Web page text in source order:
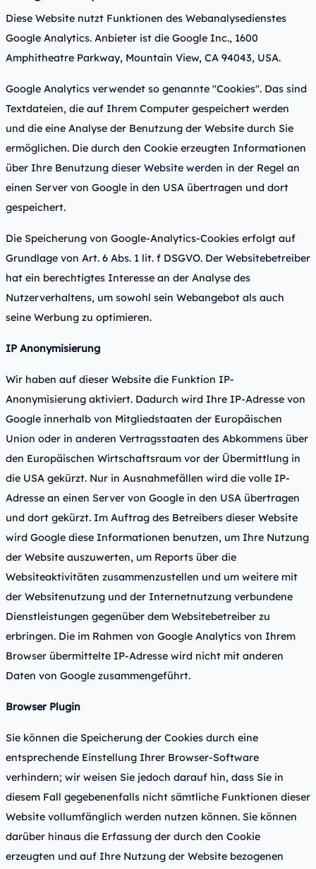
Diese Website nutzt Funktionen des Webanalysedienstes
Google Analytics. Anbieter ist die Google Inc., 1600
Amphitheatre Parkway, Mountain View, CA 94043, USA.
Google Analytics verwendet so genannte "Cookies". Das sind
Textdateien, die auf Ihrem Computer gespeichert werden
und die eine Analyse der Benutzung der Website durch Sie
ermöglichen. Die durch den Cookie erzeugten Informationen
über Ihre Benutzung dieser Website werden in der Regel an
einen Server von Google in den USA übertragen und dort
gespeichert.
Die Speicherung von Google-Analytics-Cookies erfolgt auf
Grundlage von Art. 6 Abs. 1 lit. f DSGVO. Der Websitebetreiber
hat ein berechtigtes Interesse an der Analyse des
Nutzerverhaltens, um sowohl sein Webangebot als auch
seine Werbung zu optimieren.
IP Anonymisierung
Wir haben auf dieser Website die Funktion IP-
Anonymisierung aktiviert. Dadurch wird Ihre IP-Adresse von
Google innerhalb von Mitgliedstaaten der Europäischen
Union oder in anderen Vertragsstaaten des Abkommens über
den Europäischen Wirtschaftsraum vor der Übermittlung in
die USA gekürzt. Nur in Ausnahmefällen wird die volle IP-
Adresse an einen Server von Google in den USA übertragen
und dort gekürzt. Im Auftrag des Betreibers dieser Website
wird Google diese Informationen benutzen, um Ihre Nutzung
der Website auszuwerten, um Reports über die
Websiteaktivitäten zusammenzustellen und um weitere mit
der Websitenutzung und der Internetnutzung verbundene
Dienstleistungen gegenüber dem Websitebetreiber zu
erbringen. Die im Rahmen von Google Analytics von Ihrem
Browser übermittelte IP-Adresse wird nicht mit anderen
Daten von Google zusammengeführt.
Browser Plugin
Sie können die Speicherung der Cookies durch eine
entsprechende Einstellung Ihrer Browser-Software
verhindern; wir weisen Sie jedoch darauf hin, dass Sie in
diesem Fall gegebenenfalls nicht sämtliche Funktionen dieser
Website vollumfänglich werden nutzen können. Sie können
darüber hinaus die Erfassung der durch den Cookie
erzeugten und auf Ihre Nutzung der Website bezogenen